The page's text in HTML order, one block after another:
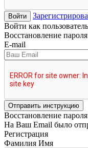
Войти
Войти как пользователь
Восстановление пароля
E-mail
Отправить инструкцию
Восстановление пароля
На Ваш Email было
Регистрация
Фамилия Имя